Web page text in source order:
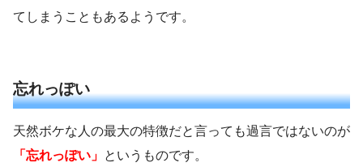
てしまうこともあるようです。
忘れっぽい
天然ボケな人の最大の特徴だと言っても過言ではないのが
「忘れっぽい」 というものです。